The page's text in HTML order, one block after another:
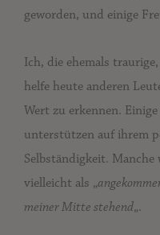
geworden, und einige
Ich, die ehemals
helfe heute anderen
Wert zu erkennen.
unterstützen auf ihrem
Selbständigkeit.
vielleicht als „
meiner Mitte stehend„.